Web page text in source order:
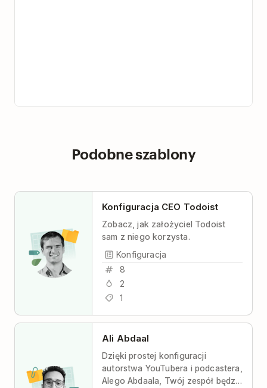
Podobne szablony
Konfiguracja CEO Todoist
Zobacz, jak założyciel Todoist
sam z niego korzysta.
Konfiguracja
8
2
1
Ali Abdaal
Dzięki prostej konfiguracji
autorstwa YouTubera i podcastera,
Alego Abdaala, Twój zespół będzie